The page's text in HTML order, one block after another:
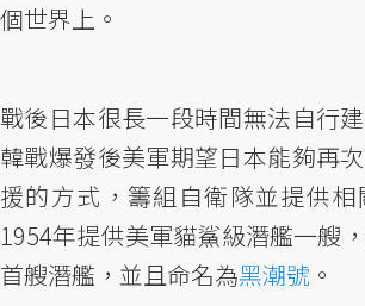
個世界上。
戰後日本很長一段時間無法自行
韓戰爆發後美軍期望日本能夠再
援的方式，籌組自衛隊並提供
1954年提供美軍貓鯊級潛艦一艘
首艘潛艦，並且命名為黑潮號 。